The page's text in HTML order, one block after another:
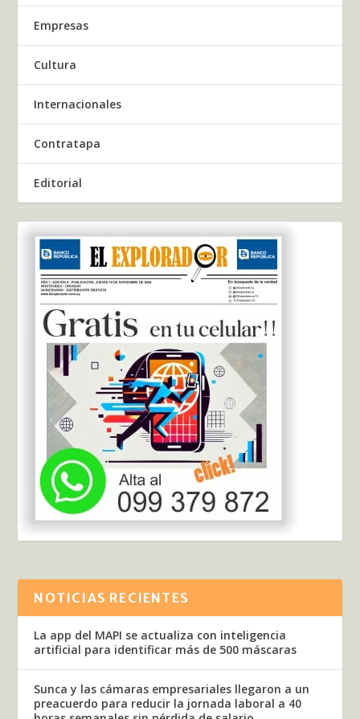
Empresas
Cultura
Internacionales
Contratapa
Editorial
NOTICIAS RECIENTES
La app del MAPI se actualiza con inteligencia
artificial para identificar más de 500 máscaras
Sunca y las cámaras empresariales llegaron a un
preacuerdo para reducir la jornada laboral a 40